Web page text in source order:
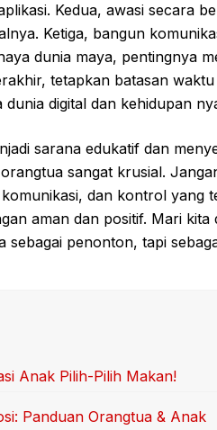
Kedua, awasi secara
Ketiga, bangun
dunia maya, pentingnya
tetapkan batasan
digital dan kehidupan
sarana edukatif dan
sangat krusial.
dan kontrol yang
aman dan positif. Mari
sebagai penonton, tapi
Anak Pilih-Pilih Makan!
Panduan Orangtua & Anak